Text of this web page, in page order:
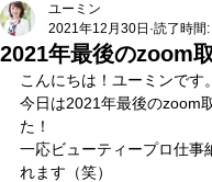
2021年最後のzoom
ユーミン
2021年12月30日 読了時間
こんにちは！ユーミンです。
今日は2021年最後のzoom
た！
一応ビューティープロ仕事
れます（笑）